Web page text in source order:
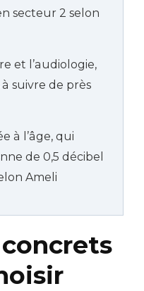
secteur 2 selon
et l’audiologie,
suivre de près
à l’âge, qui
de 0,5 décibel
Ameli